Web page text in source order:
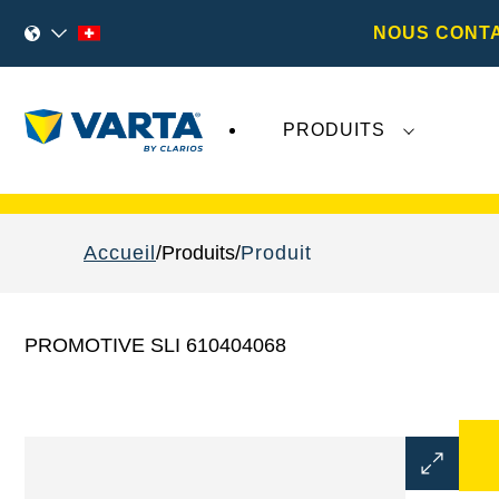
NOUS
PRODUITS
Accueil Produits Produit
PROMOTIVE SLI 610404068
Ouvrir
la